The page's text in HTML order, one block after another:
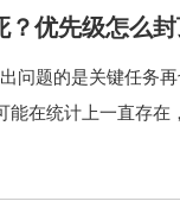
？优先级怎么
问题的是关键任务
在统计上一直存在